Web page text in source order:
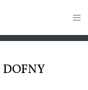
DOFNY